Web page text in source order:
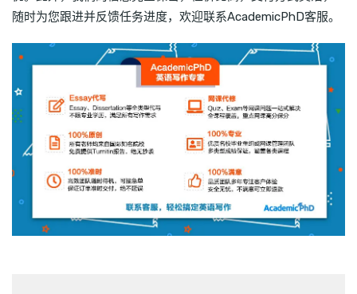
随时为您跟进并反馈任务进度，欢迎联系AcademicPhD客服。